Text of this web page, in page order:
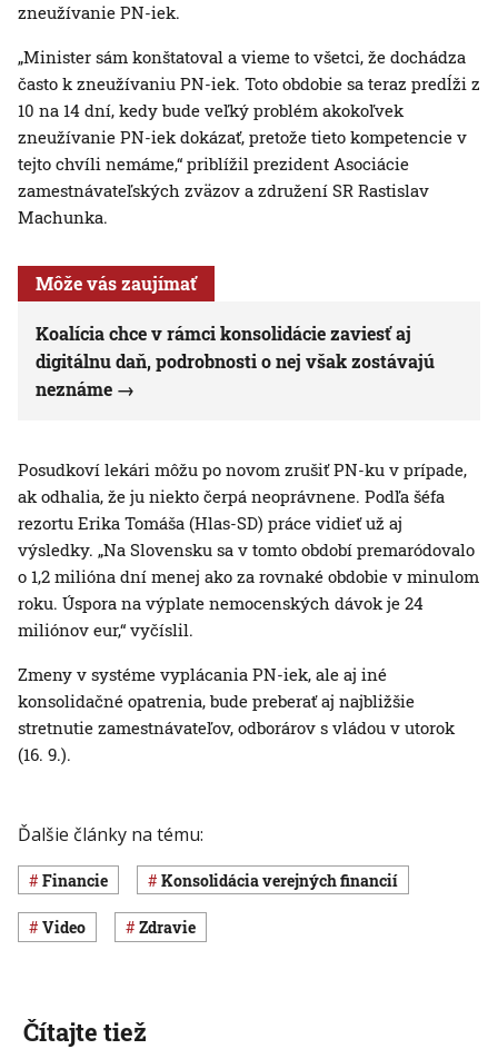
zneužívanie PN-iek.
„Minister sám konštatoval a vieme to všetci, že dochádza
často k zneužívaniu PN-iek. Toto obdobie sa teraz predĺži z
10 na 14 dní, kedy bude veľký problém akokoľvek
zneužívanie PN-iek dokázať, pretože tieto kompetencie v
tejto chvíli nemáme,“ priblížil prezident Asociácie
zamestnávateľských zväzov a združení SR Rastislav
Machunka.
Môže vás zaujímať
Koalícia chce v rámci konsolidácie zaviesť aj
digitálnu daň, podrobnosti o nej však zostávajú
neznáme
Posudkoví lekári môžu po novom zrušiť PN-ku v prípade,
ak odhalia, že ju niekto čerpá neoprávnene. Podľa šéfa
rezortu Erika Tomáša (Hlas-SD) práce vidieť už aj
výsledky. „Na Slovensku sa v tomto období premaródovalo
o 1,2 milióna dní menej ako za rovnaké obdobie v minulom
roku. Úspora na výplate nemocenských dávok je 24
miliónov eur,“ vyčíslil.
Zmeny v systéme vyplácania PN-iek, ale aj iné
konsolidačné opatrenia, bude preberať aj najbližšie
stretnutie zamestnávateľov, odborárov s vládou v utorok
(16. 9.).
Ďalšie články na tému:
Financie konsolidácia verejných financií
Video Zdravie
Čítajte tiež